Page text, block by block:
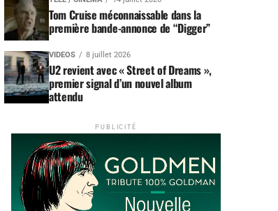
Tom Cruise méconnaissable dans la
première bande-annonce de “Digger”
VIDEOS 8 juillet 2026
U2 revient avec « Street of Dreams »,
premier signal d’un nouvel album
attendu
PUBLICITÉ